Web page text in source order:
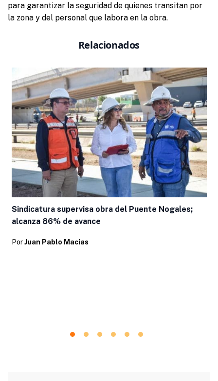
para garantizar la seguridad de quienes transitan por
la zona y del personal que labora en la obra.
Relacionados
Sindicatura supervisa obra del Puente Nogales;
alcanza 86% de avance
Por Juan Pablo Macias